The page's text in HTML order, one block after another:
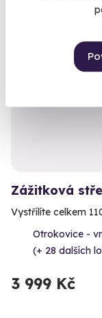
Volný termín
Zážitková
Vystřílíte celkem
Otrokovice -
(+ 28 dalších
3 999 Kč